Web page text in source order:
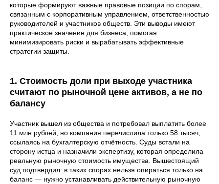
которые формируют важные правовые позиции по спорам,
связанным с корпоративным управлением, ответственностью
руководителей и участников обществ. Эти выводы имеют
практическое значение для бизнеса, помогая
минимизировать риски и вырабатывать эффективные
стратегии защиты.
1. Стоимость доли при выходе участника
считают по рыночной цене активов, а не по
балансу
Участник вышел из общества и потребовал выплатить более
11 млн рублей, но компания перечислила только 58 тысяч,
ссылаясь на бухгалтерскую отчётность. Суды встали на
сторону истца и назначили экспертизу, которая определила
реальную рыночную стоимость имущества. Вышестоящий
суд подтвердил: в таких спорах нельзя опираться только на
баланс — нужно устанавливать действительную рыночную